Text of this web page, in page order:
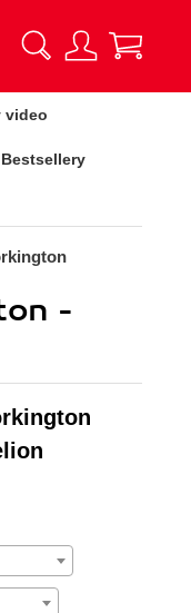
video
Bestsellery
-